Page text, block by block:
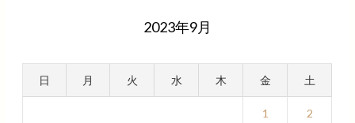
2023年9月
日 月 火 水 木 金 土
1 2